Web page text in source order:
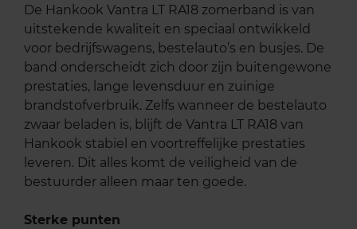
De Hankook Vantra LT RA18 zomerband is van
uitstekende kwaliteit en speciaal ontwikkeld
voor bedrijfswagens, bestelauto’s en busjes. De
band onderscheidt zich door zijn buitengewone
prestaties, lange levensduur en zuinige
brandstofverbruik. Zelfs wanneer de bestelauto
zwaar beladen is, blijft de Vantra LT RA18 van
Hankook stabiel en voortreffelijke prestaties
leveren. Dit alles komt de veiligheid van de
bestuurder alleen maar ten goede.
Sterke punten